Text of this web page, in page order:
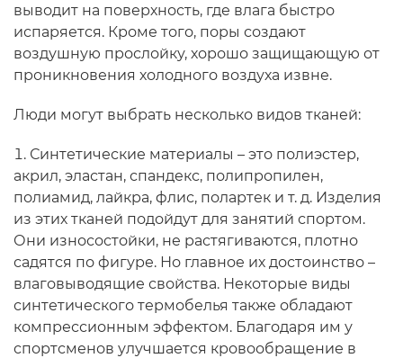
выводит на поверхность, где влага быстро
испаряется. Кроме того, поры создают
воздушную прослойку, хорошо защищающую от
проникновения холодного воздуха извне.
Люди могут выбрать несколько видов тканей:
Синтетические материалы – это полиэстер,
акрил, эластан, спандекс, полипропилен,
полиамид, лайкра, флис, полартек и т. д. Изделия
из этих тканей подойдут для занятий спортом.
Они износостойки, не растягиваются, плотно
садятся по фигуре. Но главное их достоинство –
влаговыводящие свойства. Некоторые виды
синтетического термобелья также обладают
компрессионным эффектом. Благодаря им у
спортсменов улучшается кровообращение в